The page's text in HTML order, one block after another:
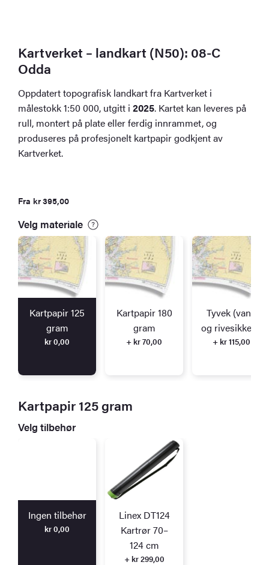
Kartverket – landkart (N50): 08-C
Odda
Oppdatert topografisk landkart fra Kartverket i
målestokk 1:50 000, utgitt i2025. Kartet kan leveres på
rull, montert på plate eller ferdig innrammet, og
produseres på profesjonelt kartpapir godkjent av
Kartverket.
Fra kr395,00
Velg materiale
Kartpapir 125
gram
kr0,00
Kartpapir 180
gram
+ kr 70,00
Tyvek (vann
og rivesikkert)
+ kr 115,00
Kartpapir 125 gram
Velg tilbehør
Ingen tilbehør
kr0,00
Linex DT124
Kartrør 70–
124 cm
+ kr 299,00